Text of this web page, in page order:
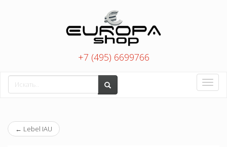
+7 (495) 6699766
Toggle
← Lebel IAU